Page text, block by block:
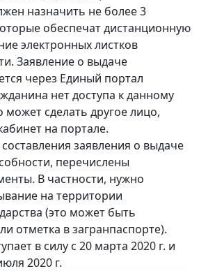
назначить не более 3
обеспечат дистанционную
электронных листков
Заявление о выдаче
через Единый портал
нет доступа к данному
может сделать другое лицо,
на портале.
заявления о выдаче
перечислены
В частности, нужно
на территории
(это может быть
отметка в загранпаспорте).
в силу с 20 марта 2020 г. и
2020 г.